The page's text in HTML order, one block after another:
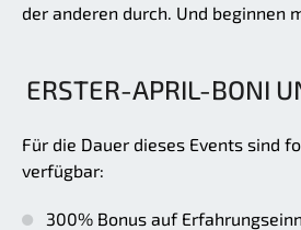
der anderen durch. Und beginnen
ERSTER-APRIL-BONI
Für die Dauer dieses Events sind
verfügbar:
300% Bonus auf